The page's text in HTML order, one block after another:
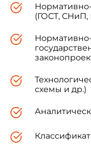
(ГОСТ, СНиП,
схемы и др.)